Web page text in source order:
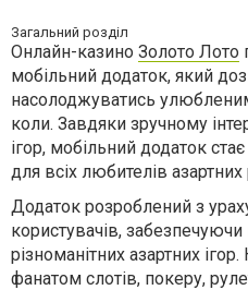
Загальний розділ
Онлайн-казино Золото Лото
мобільний додаток, який
насолоджуватись
коли. Завдяки зручному
ігор, мобільний додаток
для всіх любителів азартних
Додаток розроблений з
користувачів,
різноманітних азартних
фанатом слотів, покеру,